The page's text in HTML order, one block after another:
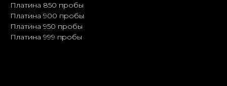
Платина 850 пробы
Платина 900 пробы
Платина 950 пробы
Платина 999 пробы